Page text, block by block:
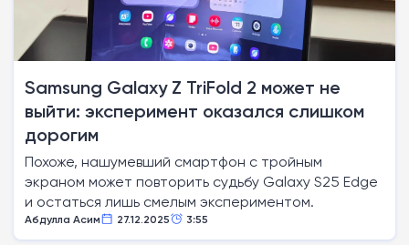
Samsung Galaxy Z TriFold 2 может не
выйти: эксперимент оказался слишком
дорогим
Похоже, нашумевший смартфон с тройным
экраном может повторить судьбу Galaxy S25 Edge
и остаться лишь смелым экспериментом.
Абдулла Асим 27.12.2025 3:55